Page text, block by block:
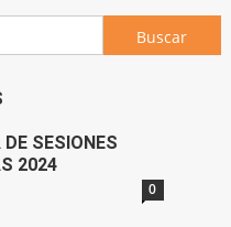
Buscar:
SESIONES
2024
0